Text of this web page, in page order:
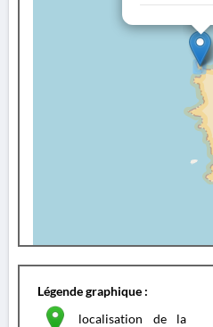
Légende graphique :
localisation de la